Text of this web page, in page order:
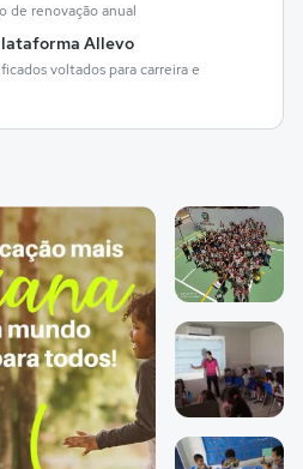
de renovação anual
Allevo
voltados para carreira e
Imagem 1
Imagem 2